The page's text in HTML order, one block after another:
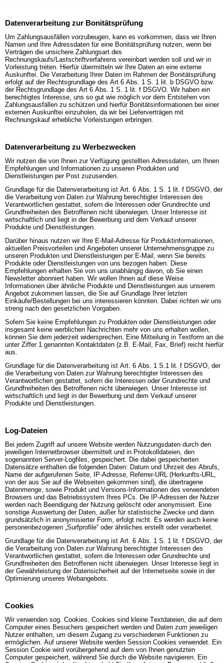
Datenverarbeitung zur Bonitätsprüfung
Um Zahlungsausfällen vorzubeugen, kann es vorkommen, dass wir Ihren
Namen und Ihre Adressdaten für eine Bonitätsprüfung nutzen, wenn bei
Verträgen die unsichere Zahlungsart des
Rechnungskaufs/Lastschriftverfahrens vereinbart werden soll und wir in
Vorleistung treten. Hierfür übermitteln wir Ihre Daten an eine externe
Auskunftei. Die Verarbeitung Ihrer Daten im Rahmen der Bonitätsprüfung
erfolgt auf der Rechtsgrundlage des Art 6 Abs. 1 S. 1 lit. b DSGVO bzw.
der Rechtsgrundlage des Art 6 Abs. 1 S. 1 lit. f DSGVO. Wir haben ein
berechtigtes Interesse, uns so gut wie möglich vor dem Entstehen von
Zahlungsausfällen zu schützen und hierfür Bonitätsinformationen bei einer
externen Auskunftei einzuholen, da wir bei Lieferverträgen mit
Rechnungskauf erhebliche Vorleistungen erbringen.
Datenverarbeitung zu Werbezwecken
Wir nutzen die von Ihnen zur Verfügung gestellten Adressdaten, um Ihnen
Empfehlungen und Informationen zu unseren Produkten und
Dienstleistungen per Post zuzusenden.
Grundlage für die Datenverarbeitung ist Art. 6 Abs. 1 S. 1 lit. f DSGVO, der
die Verarbeitung von Daten zur Wahrung berechtigter Interessen des
Verantwortlichen gestattet, sofern die Interessen oder Grundrechte und
Grundfreiheiten des Betroffenen nicht überwiegen. Unser Interesse ist
wirtschaftlich und liegt in der Bewerbung und dem Verkauf unserer
Produkte und Dienstleistungen.
Darüber hinaus nutzen wir Ihre E-Mail-Adresse für Produktinformationen,
aktuellen Preisvorteilen und Angeboten unserer Unternehmensgruppe zu
unseren Produkten und Dienstleistungen per E-Mail, wenn Sie bereits
Produkte oder Dienstleistungen von uns bezogen haben. Diese
Empfehlungen erhalten Sie von uns unabhängig davon, ob Sie einen
Newsletter abonniert haben. Wir wollen Ihnen auf diese Weise
Informationen über ähnliche Produkte und Dienstleistungen aus unserem
Angebot zukommen lassen, die Sie auf Grundlage Ihrer letzten
Einkäufe/Bestellungen bei uns interessieren könnten. Dabei richten wir uns
streng nach den gesetzlichen Vorgaben.
Sofern Sie keine Empfehlungen zu Produkten oder Dienstleistungen oder
insgesamt keine werblichen Nachrichten mehr von uns erhalten wollen,
können Sie dem jederzeit widersprechen. Eine Mitteilung in Textform an die
unter Ziffer 1 genannten Kontaktdaten (z.B. E-Mail, Fax, Brief) reicht hierfür
aus.
Grundlage für die Datenverarbeitung ist Art. 6 Abs. 1 S.1 lit. f DSGVO, der
die Verarbeitung von Daten zur Wahrung berechtigter Interessen des
Verantwortlichen gestattet, sofern die Interessen oder Grundrechte und
Grundfreiheiten des Betroffenen nicht überwiegen. Unser Interesse ist
wirtschaftlich und liegt in der Bewerbung und dem Verkauf unserer
Produkte und Dienstleistungen.
Log-Dateien
Bei jedem Zugriff auf unsere Website werden Nutzungsdaten durch den
jeweiligen Internetbrowser übermittelt und in Protokolldateien, den
sogenannten Server-Logfiles, gespeichert. Die dabei gespeicherten
Datensätze enthalten die folgenden Daten: Datum und Uhrzeit des Abrufs,
Name der aufgerufenen Seite, IP-Adresse, Referrer-URL (Herkunfts-URL,
von der aus Sie auf die Webseiten gekommen sind), die übertragene
Datenmenge, sowie Produkt und Versions-Informationen des verwendeten
Browsers und das Betriebssystem Ihres PCs. Die IP-Adressen der Nutzer
werden nach Beendigung der Nutzung gelöscht oder anonymisiert. Eine
sonstige Auswertung der Daten, außer für statistische Zwecke und dann
grundsätzlich in anonymisierter Form, erfolgt nicht. Es werden auch keine
personenbezogenen „Surfprofile“ oder ähnliches erstellt oder verarbeitet.
Grundlage für die Datenverarbeitung ist Art. 6 Abs. 1 S. 1 lit. f DSGVO, der
die Verarbeitung von Daten zur Wahrung berechtigter Interessen des
Verantwortlichen gestattet, sofern die Interessen oder Grundrechte und
Grundfreiheiten des Betroffenen nicht überwiegen. Unser Interesse liegt in
der Gewährleistung der Datensicherheit auf der Internetseite sowie in der
Optimierung unseres Webangebots.
Cookies
Wir verwenden sog. Cookies. Cookies sind kleine Textdateien, die auf dem
Computer eines Besuchers gespeichert werden und Daten zum jeweiligen
Nutzer enthalten, um diesem Zugang zu verschiedenen Funktionen zu
ermöglichen. Auf unserer Website werden Session Cookies verwendet. Ein
Session Cookie wird vorübergehend auf dem von Ihnen genutzten
Computer gespeichert, während Sie durch die Website navigieren. Ein